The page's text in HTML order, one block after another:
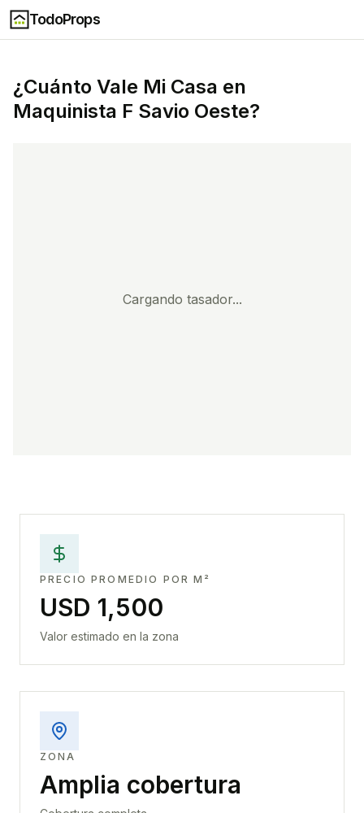
TodoProps
¿Cuánto Vale Mi Casa en
Maquinista F Savio Oeste?
Cargando tasador...
PRECIO PROMEDIO POR M²
USD 1,500
Valor estimado en la zona
ZONA
Amplia cobertura